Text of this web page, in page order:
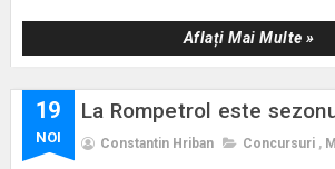
Aflați Mai Multe »
19
NOI
La Rompetrol este
Constantin Hriban Concursuri ,